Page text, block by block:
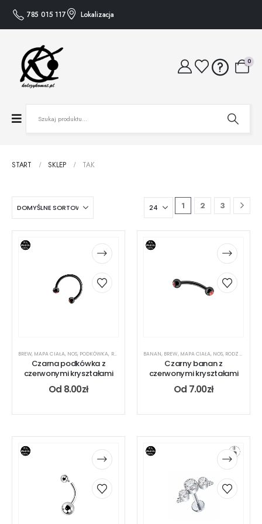
785 015 117 Lokalizacja
0
START SKLEP TAK
1 2 3
BREW, MAPA CIAŁA, NOS, PODKÓWKA, RODZAJ KOLCZYKA ,UCHO, USTA
Czarna podkówka z
czerwonymi kryształami
Od 8.00zł
BANAN, BREW, MAPA CIAŁA, NOS, RODZAJ KOLCZYKA
Czarny banan z
czerwonymi kryształami
Od 7.00zł